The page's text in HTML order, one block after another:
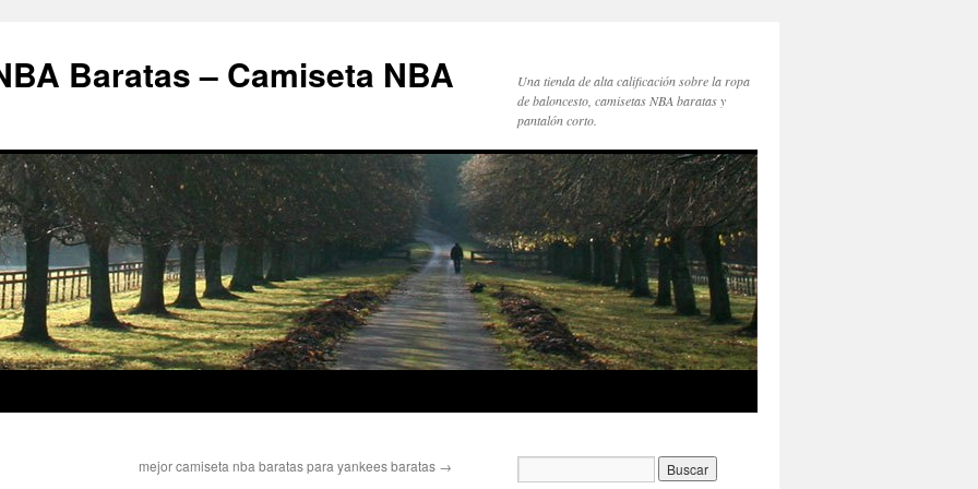
Baratas – Camiseta NBA
Una tienda de alta calificación sobre la ropa
de baloncesto, camisetas NBA baratas y
pantalón corto.
mejor camiseta nba baratas para yankees baratas →